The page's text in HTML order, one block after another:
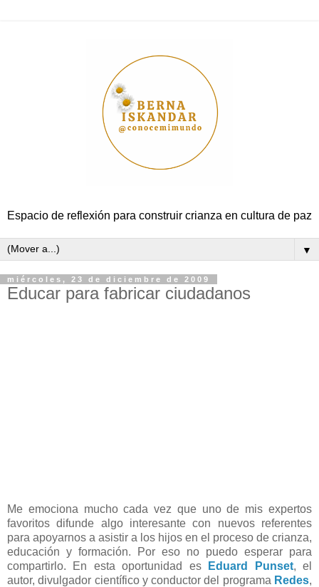
Espacio de reflexión para construir crianza en cultura de paz
▼
miércoles, 23 de diciembre de 2009
Educar para fabricar ciudadanos
Me emociona mucho cada vez que uno de mis expertos
favoritos difunde algo interesante con nuevos referentes
para apoyarnos a asistir a los hijos en el proceso de crianza,
educación y formación. Por eso no puedo esperar para
compartirlo. En esta oportunidad es
Eduard Punset, el
autor, divulgador científico y conductor del programa Redes,